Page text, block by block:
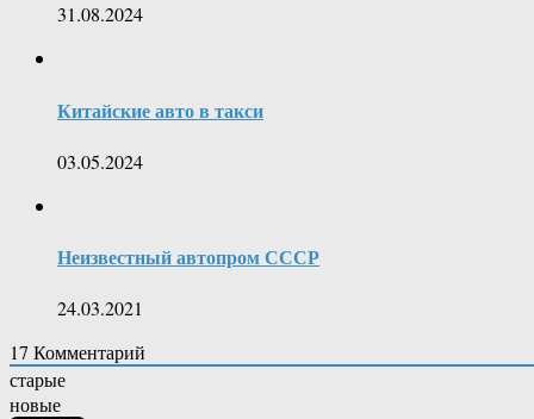
31.08.2024
Китайские авто в такси
03.05.2024
Неизвестный автопром СССР
24.03.2021
17 Комментарий
старые
новые